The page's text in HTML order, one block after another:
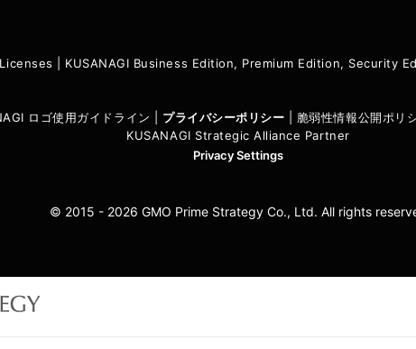
KUSANAGI Business Edition, Premium Edition, Security
ロゴ使用ガイドライン プライバシーポリシー 脆弱性情報公開ポリ
KUSANAGI Strategic Alliance Partner
Privacy Settings
© 2015 - 2026 GMO Prime Strategy Co., Ltd. All rights